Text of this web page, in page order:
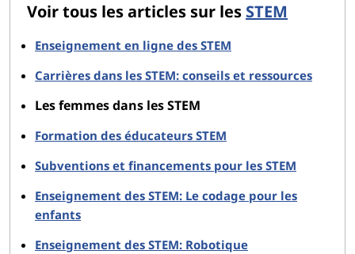
Voir tous les articles sur les STEM
Enseignement en ligne des STEM
Carrières dans les STEM: conseils et ressources
Les femmes dans les STEM
Formation des éducateurs STEM
Subventions et financements pour les STEM
Enseignement des STEM: Le codage pour les
enfants
Enseignement des STEM: Robotique